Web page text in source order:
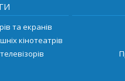
та екранів
кінотеатрів